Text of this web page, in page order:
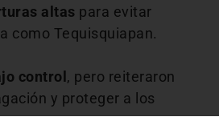
altas para evitar
como Tequisquiapan.
control , pero reiteraron
y proteger a los